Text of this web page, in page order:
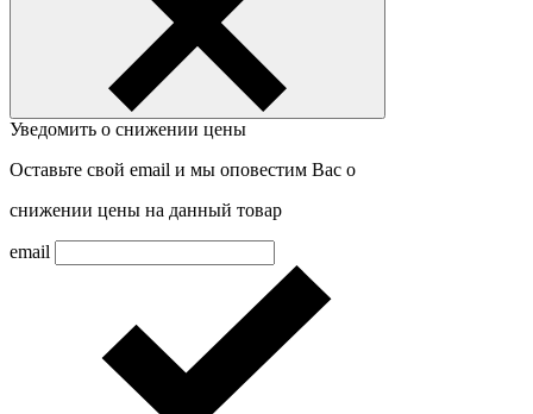
Уведомить о снижении цены
Оставьте свой email и мы оповестим Вас о
снижении цены на данный товар
email